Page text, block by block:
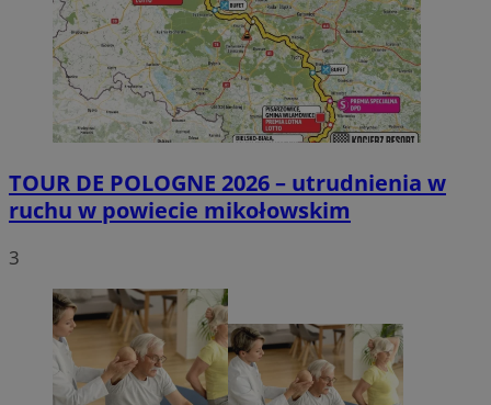
TOUR DE POLOGNE 2026 – utrudnienia w
ruchu w powiecie mikołowskim
3